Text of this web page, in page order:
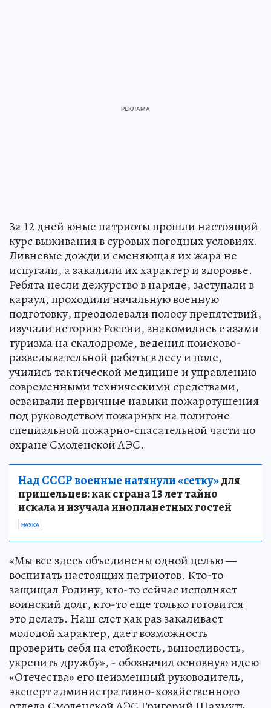
За 12 дней юные патриоты прошли настоящий
курс выживания в суровых погодных условиях.
Ливневые дожди и сменяющая их жара не
испугали, а закалили их характер и здоровье.
Ребята несли дежурство в наряде, заступали в
караул, проходили начальную военную
подготовку, преодолевали полосу препятствий,
изучали историю России, знакомились с азами
туризма на скалодроме, ведения поисково-
разведывательной работы в лесу и поле,
учились тактической медицине и управлению
современными техническими средствами,
осваивали первичные навыки пожаротушения
под руководством пожарных на полигоне
специальной пожарно-спасательной части по
охране Смоленской АЭС.
Над СССР военные натянули «сетку»для
пришельцев: как страна 13 лет тайно
искала и изучала инопланетных гостей
НАУКА
«Мы все здесь объединены одной целью —
воспитать настоящих патриотов. Кто-то
защищал Родину, кто-то сейчас исполняет
воинский долг, кто-то еще только готовится
это делать. Наш слет как раз закаливает
молодой характер, дает возможность
проверить себя на стойкость, выносливость,
укрепить дружбу», - обозначил основную идею
«Отечества» его неизменный руководитель,
эксперт административно-хозяйственного